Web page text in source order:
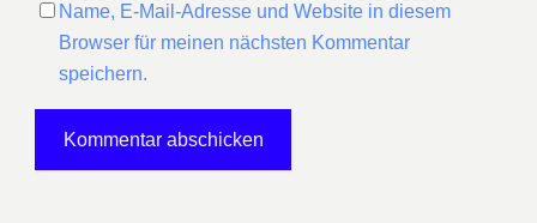
Name, E-Mail-Adresse und Website in diesem
Browser für meinen nächsten Kommentar
speichern.